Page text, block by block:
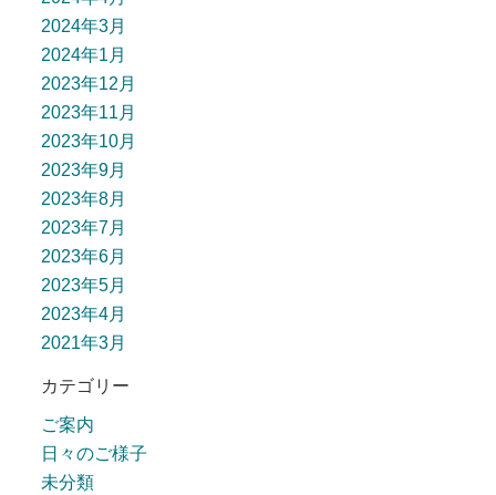
2024年3月
2024年1月
2023年12月
2023年11月
2023年10月
2023年9月
2023年8月
2023年7月
2023年6月
2023年5月
2023年4月
2021年3月
カテゴリー
ご案内
日々のご様子
未分類